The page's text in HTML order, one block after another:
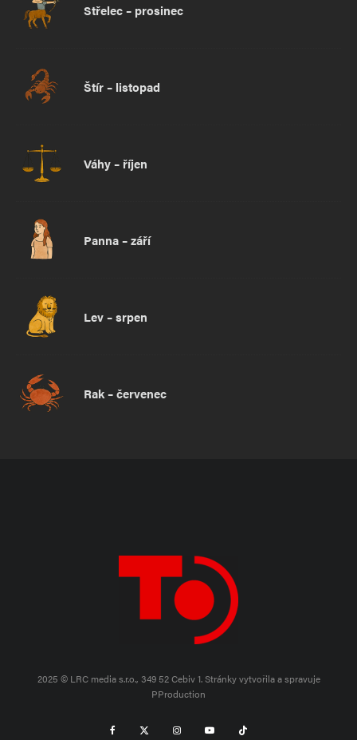
Střelec – prosinec
Štír – listopad
Váhy – říjen
Panna – září
Lev – srpen
Rak – červenec
2025 © LRC media s.r.o., 349 52 Cebiv 1.Stránky vytvořila a spravuje
PProduction